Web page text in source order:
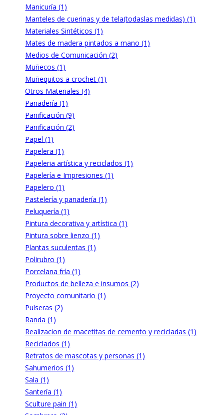
Manicuría (1)
Manteles de cuerinas y de tela(todaslas medidas) (1)
Materiales Sintéticos (1)
Mates de madera pintados a mano (1)
Medios de Comunicación (2)
Muñecos (1)
Muñequitos a crochet (1)
Otros Materiales (4)
Panadería (1)
Panificación (9)
Panificación (2)
Papel (1)
Papelera (1)
Papeleria artística y reciclados (1)
Papelería e Impresiones (1)
Papelero (1)
Pastelería y panadería (1)
Peluquería (1)
Pintura decorativa y artística (1)
Pintura sobre lienzo (1)
Plantas suculentas (1)
Polirubro (1)
Porcelana fría (1)
Productos de belleza e insumos (2)
Proyecto comunitario (1)
Pulseras (2)
Randa (1)
Realizacion de macetitas de cemento y recicladas (1)
Reciclados (1)
Retratos de mascotas y personas (1)
Sahumerios (1)
Sala (1)
Santería (1)
Sculture pain (1)